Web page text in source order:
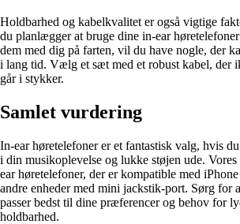
Holdbarhed og kabelkvalitet er også vigtige
du planlægger at bruge dine in-ear
dem med dig på farten, vil du have nogle, der
i lang tid. Vælg et sæt med et robust kabel, der
går i stykker.
Samlet vurdering
In-ear høretelefoner er et fantastisk valg, hvis
i din musikoplevelse og lukke støjen ude.
ear høretelefoner, der er kompatible med
andre enheder med mini jackstik-port. Sørg for
passer bedst til dine præferencer og behov for
holdbarhed.